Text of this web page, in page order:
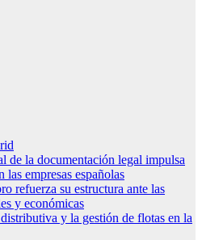
de la documentación legal impulsa
empresas españolas
refuerza su estructura ante las
y económicas
y la gestión de flotas en la